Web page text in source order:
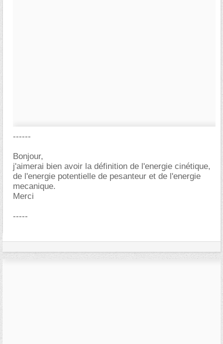
------
Bonjour,
j'aimerai bien avoir la définition de l'energie cinétique,
de l'energie potentielle de pesanteur et de l'energie
mecanique.
Merci
-----